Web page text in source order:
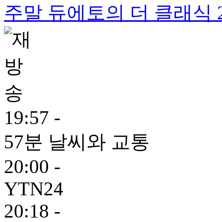
주말 듀에토의 더 클래식
19:57 -
57분 날씨와 교통
20:00 -
YTN24
20:18 -